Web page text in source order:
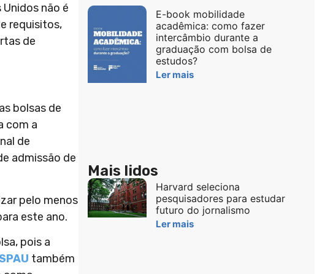
não é
requisitos,
de
bolsas de
com a
de
admissão de
pelo menos
este ano.
pois a
também
E-book mobilidade
acadêmica: como fazer
intercâmbio durante a
graduação com bolsa de
estudos?
Ler mais
Mais lidos
Harvard seleciona
pesquisadores para estudar
futuro do jornalismo
Ler mais